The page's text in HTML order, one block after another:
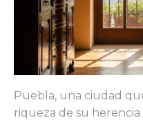
Puebla, una ciudad
riqueza de su